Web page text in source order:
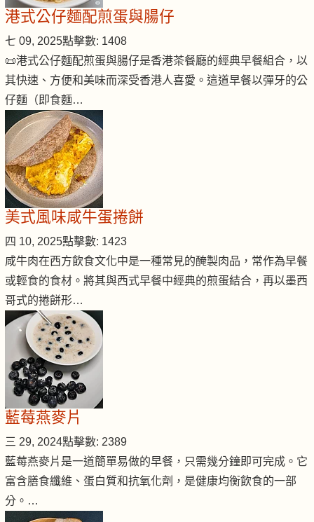
港式公仔麵配煎蛋與腸仔
七 09, 2025點擊數: 1408
📜港式公仔麵配煎蛋與腸仔是香港茶餐廳的經典早餐組合，以
其快速、方便和美味而深受香港人喜愛。這道早餐以彈牙的公
仔麵（即食麵…
美式風味咸牛蛋捲餅
四 10, 2025點擊數: 1423
咸牛肉在西方飲食文化中是一種常見的醃製肉品，常作為早餐
或輕食的食材。將其與西式早餐中經典的煎蛋結合，再以墨西
哥式的捲餅形…
藍莓燕麥片
三 29, 2024點擊數: 2389
藍莓燕麥片是一道簡單易做的早餐，只需幾分鐘即可完成。它
富含膳食纖維、蛋白質和抗氧化劑，是健康均衡飲食的一部
分。…